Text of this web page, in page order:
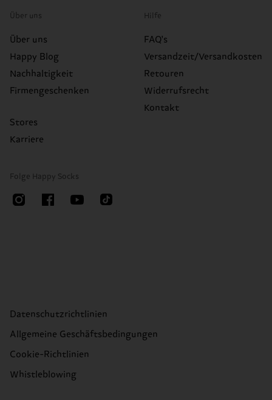
Über uns
Über uns
Happy Blog
Nachhaltigkeit
Firmengeschenken
Stores
Karriere
Hilfe
FAQ's
Versandzeit/Versandkosten
Retouren
Widerrufsrecht
Kontakt
Folge Happy Socks
Datenschutzrichtlinien
Allgemeine Geschäftsbedingungen
Cookie-Richtlinien
Whistleblowing